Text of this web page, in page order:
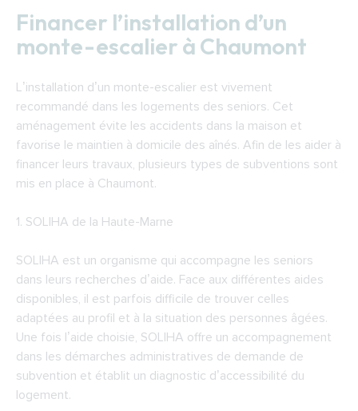
Financer l’installation d’un
monte-escalier à Chaumont
L’installation d’un monte-escalier est vivement
recommandé dans les logements des seniors. Cet
aménagement évite les accidents dans la maison et
favorise le maintien à domicile des aînés. Afin de les aider à
financer leurs travaux, plusieurs types de subventions sont
mis en place à Chaumont.
1. SOLIHA de la Haute-Marne
SOLIHA est un organisme qui accompagne les seniors
dans leurs recherches d’aide. Face aux différentes aides
disponibles, il est parfois difficile de trouver celles
adaptées au profil et à la situation des personnes âgées.
Une fois l’aide choisie, SOLIHA offre un accompagnement
dans les démarches administratives de demande de
subvention et établit un diagnostic d’accessibilité du
logement.